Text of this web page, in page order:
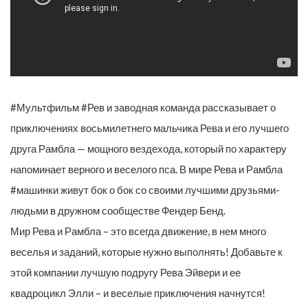
#Мультфильм #Рев и заводная команда рассказывает о
приключениях восьмилетнего мальчика Рева и его лучшего
друга Рамбла — мощного вездехода, который по характеру
напоминает верного и веселого пса. В мире Рева и Рамбла
#машинки живут бок о бок со своими лучшими друзьями-
людьми в дружном сообществе Фендер Бенд.
Мир Рева и Рамбла – это всегда движение, в нем много
веселья и заданий, которые нужно выполнять! Добавьте к
этой компании лучшую подругу Рева Эйвери и ее
квадроцикл Элли – и веселые приключения начнутся!